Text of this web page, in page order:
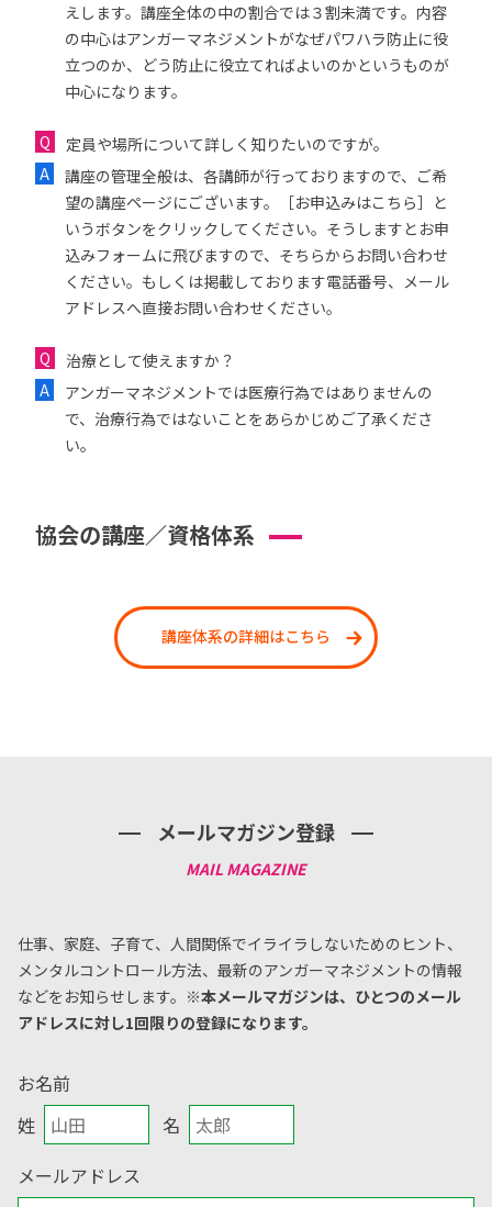
えします。講座全体の中の割合では３割未満です。内容
の中心はアンガーマネジメントがなぜパワハラ防止に役
立つのか、どう防止に役立てればよいのかというものが
中心になります。
定員や場所について詳しく知りたいのですが。
講座の管理全般は、各講師が行っておりますので、ご希
望の講座ページにございます。［お申込みはこちら］と
いうボタンをクリックしてください。そうしますとお申
込みフォームに飛びますので、そちらからお問い合わせ
ください。もしくは掲載しております電話番号、メール
アドレスへ直接お問い合わせください。
治療として使えますか？
アンガーマネジメントでは医療行為ではありませんの
で、治療行為ではないことをあらかじめご了承くださ
い。
協会の講座／資格体系
講座体系の詳細はこちら
メールマガジン登録
仕事、家庭、子育て、人間関係でイライラしないためのヒント、
メンタルコントロール方法、 最新のアンガーマネジメントの情報
などをお知らせします。 ※本メールマガジンは、ひとつのメール
アドレスに対し1回限りの登録になります。
お名前
姓
名
メールアドレス